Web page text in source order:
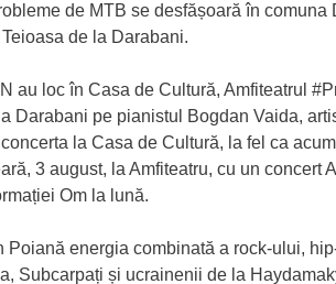
de MTB se desfășoară în comuna
de la Darabani.
au loc în Casa de Cultură, Amfiteatrul
Darabani pe pianistul Bogdan Vaida,
la Casa de Cultură, la fel ca
3 august, la Amfiteatru, cu un concert
Om la lună.
Poiană energia combinată a rock-ului,
Subcarpați și ucrainenii de la